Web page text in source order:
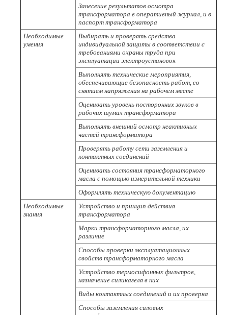
Занесение результатов осмотра
трансформатора в оперативный журнал, и в
паспорт трансформатора
Необходимые
умения
Выбирать и проверять средства
индивидуальной защиты в соответствии с
требованиями охраны труда при
эксплуатации электроустановок
Выполнять технические мероприятия,
обеспечивающие безопасность работ, со
снятием напряжения на рабочем месте
Оценивать уровень посторонних звуков в
рабочих шумах трансформатора
Выполнять внешний осмотр неактивных
частей трансформатора
Проверять работу сети заземления и
контактных соединений
Оценивать состояния трансформаторного
масла с помощью измерительной техники
Оформлять техническую документацию
Необходимые
знания
Устройство и принцип действия
трансформатора
Марки трансформаторного масла, их
различие
Способы проверки эксплуатационных
свойств трансформаторного масла
Устройство термосифонных фильтров,
назначение силикагеля в них
Виды контактных соединений и их проверка
Способы заземления силовых